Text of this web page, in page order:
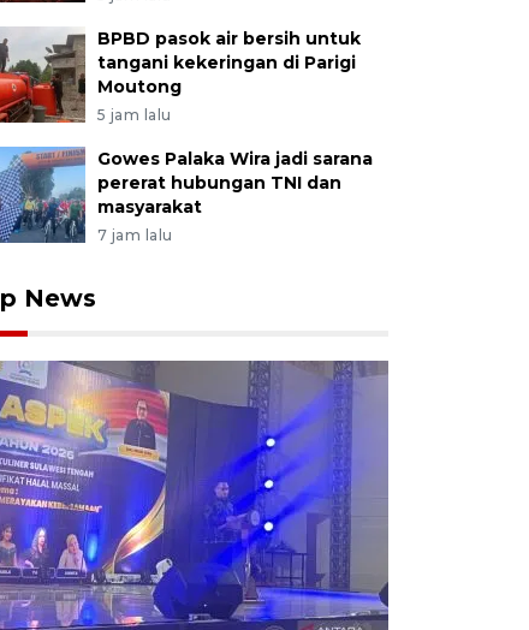
BPBD pasok air bersih untuk
tangani kekeringan di Parigi
Moutong
5 jam lalu
Gowes Palaka Wira jadi sarana
pererat hubungan TNI dan
masyarakat
7 jam lalu
News